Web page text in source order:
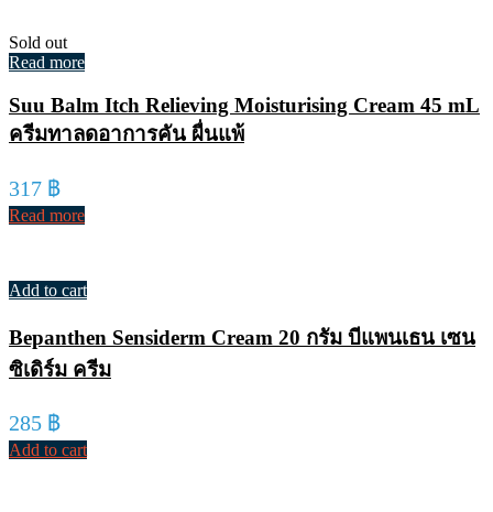
Sold out
Read more
Suu Balm Itch Relieving Moisturising Cream 45 mL
ครีมทาลดอาการคัน ผื่นแพ้
317 ฿
Read more
Add to cart
Bepanthen Sensiderm Cream 20 กรัม บีแพนเธน เซน
ซิเดิร์ม ครีม
285 ฿
Add to cart